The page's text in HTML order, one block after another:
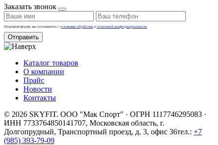
Заказать звонок
Отправляя форму, вы соглашаетесь с условиями обработки и политикой конфиденциальности.
Отправить
Каталог товаров
О компании
Прайс
Новости
Контакты
© 2026 SKYFIT. ООО "Мак Спорт" · ОГРН 1117746295083 ·
ИНН 7733764850141707, Московская область, г.
Долгопрудный, Транспортный проезд, д. 3, офис 36тел.: +7
(985) 393-79-09